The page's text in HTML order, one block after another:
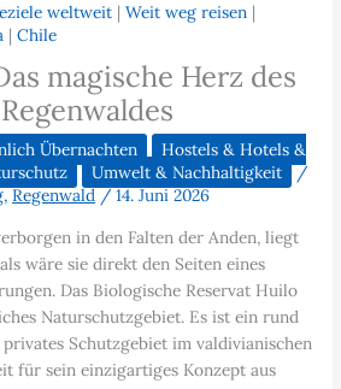
weltweit |Weit weg reisen |
|Chile
magische Herz des
Übernachten
Hostels & Hotels &
Umwelt & Nachhaltigkeit /
,Regenwald/14. Juni 2026
in den Falten der Anden, liegt
wäre sie direkt den Seiten eines
Das Biologische Reservat Huilo
Naturschutzgebiet. Es ist ein rund
Schutzgebiet im valdivianischen
für sein einzigartiges Konzept aus